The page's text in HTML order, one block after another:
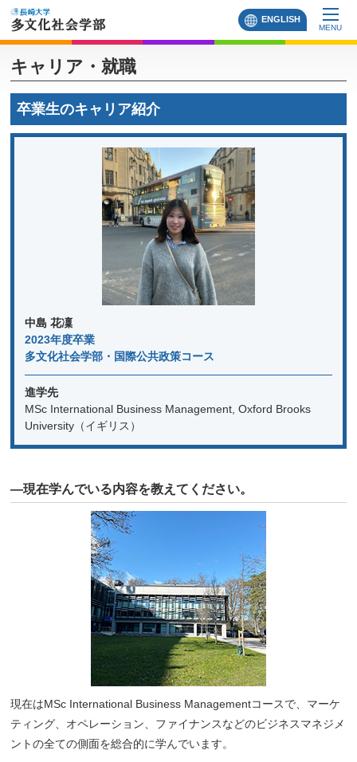
ENGLISH
MENU
キャリア・就職
卒業生のキャリア紹介
中島 花凜
2023年度卒業
多文化社会学部・国際公共政策コース
進学先
MSc International Business Management, Oxford Brooks
University（イギリス）
―現在学んでいる内容を教えてください。
現在はMSc International Business Managementコースで、マーケ
ティング、オペレーション、ファイナンスなどのビジネスマネジメ
ントの全ての側面を総合的に学んでいます。